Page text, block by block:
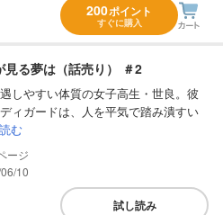
200ポイント
すぐに購入
見る夢は（話売り） ＃2
しやすい体質の女子高生・世良。彼
ィガードは、人を平気で踏み潰すい
む
10
試し読み